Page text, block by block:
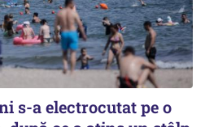
s-a electrocutat pe o